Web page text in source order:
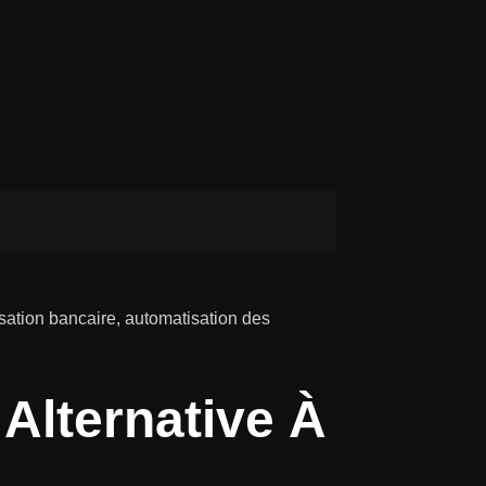
bancaire, automatisation des
À